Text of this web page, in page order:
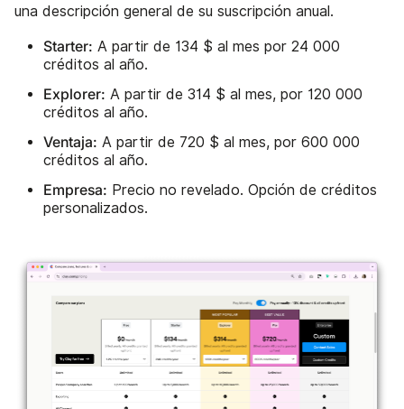
una descripción general de su suscripción anual.
Starter: A partir de 134 $ al mes por 24 000
créditos al año.
Explorer: A partir de 314 $ al mes, por 120 000
créditos al año.
Ventaja: A partir de 720 $ al mes, por 600 000
créditos al año.
Empresa: Precio no revelado. Opción de créditos
personalizados.